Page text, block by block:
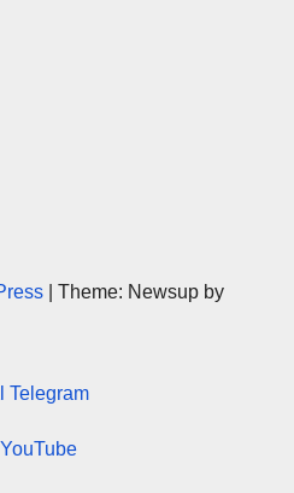
Theme: Newsup by
Telegram